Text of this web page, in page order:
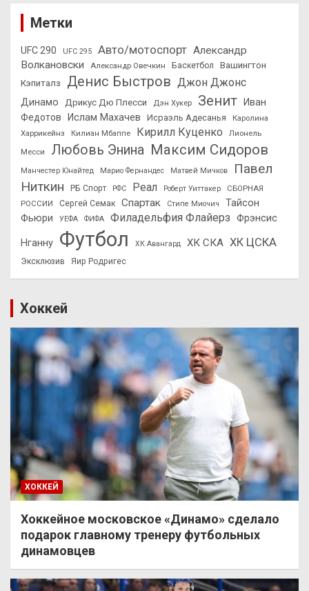
Метки
UFC 290 UFC 295 Авто/мотоспорт Александр
Волкановски
Александр Овечкин Баскетбол
Вашингтон
Кэпиталз
Денис Быстров Джон Джонс
Динамо Дрикус Дю Плесси Дэн Хукер Зенит
Иван
Федотов
Ислам Махачев Исраэль Адесанья
Каролина
Харрикейнз
Килиан Мбаппе Кирилл Куценко
Лионель
Месси
Любовь Энина Максим Сидоров
Манчестер Юнайтед Марио Фернандес Матвей Мичков
Павел
Ниткин
РБ Спорт РФС Реал Роберт Уиттакер
СБОРНАЯ
РОССИИ
Сергей Семак Спартак Стипе Миочич
Тайсон
Фьюри
УЕФА ФИФА Филадельфия Флайерз Фрэнсис
Нганну Футбол ХК Авангард ХК СКА ХК ЦСКА
Эксклюзив Яир Родригес
Хоккей
ХОККЕЙ
Хоккейное московское «Динамо» сделало
подарок главному тренеру футбольных
динамовцев